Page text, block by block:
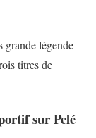
grande légende
titres de
sur Pelé